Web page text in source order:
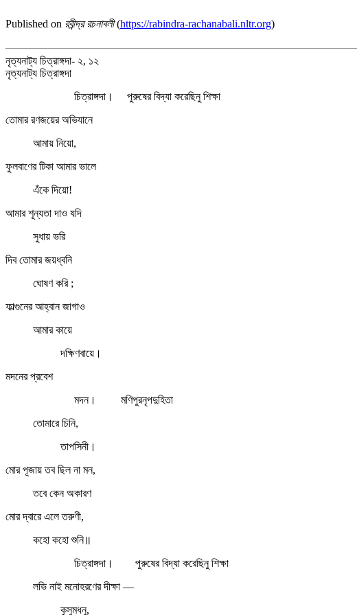
Published on রবীন্দ্র রচনাবলী(https://rabindra-rachanabali.nltr.org)
নৃত্যনাট্য চিত্রাঙ্গদা- ২, ১২
নৃত্যনাট্য চিত্রাঙ্গদা
চিত্রাঙ্গদা। পুরুষের বিদ্যা করেছিনু শিক্ষা
তোমার রণজয়ের অভিযানে
আমায় নিয়ো,
ফুলবাণের টিকা আমার ভালে
এঁকে দিয়ো!
আমার শূন্যতা দাও যদি
সুধায় ভরি
দিব তোমার জয়ধ্বনি
ঘোষণ করি ;
ফাল্গুনের আহ্বান জাগাও
আমার কায়ে
দক্ষিণবায়ে।
মদনের প্রবেশ
মদন। মণিপুরনৃপদুহিতা
তোমারে চিনি,
তাপসিনী।
মোর পূজায় তব ছিল না মন,
তবে কেন অকারণ
মোর দ্বারে এলে তরুণী,
কহো কহো শুনি॥
চিত্রাঙ্গদা। পুরুষের বিদ্যা করেছিনু শিক্ষা
লভি নাই মনোহরণের দীক্ষা —
কুসুমধনু,